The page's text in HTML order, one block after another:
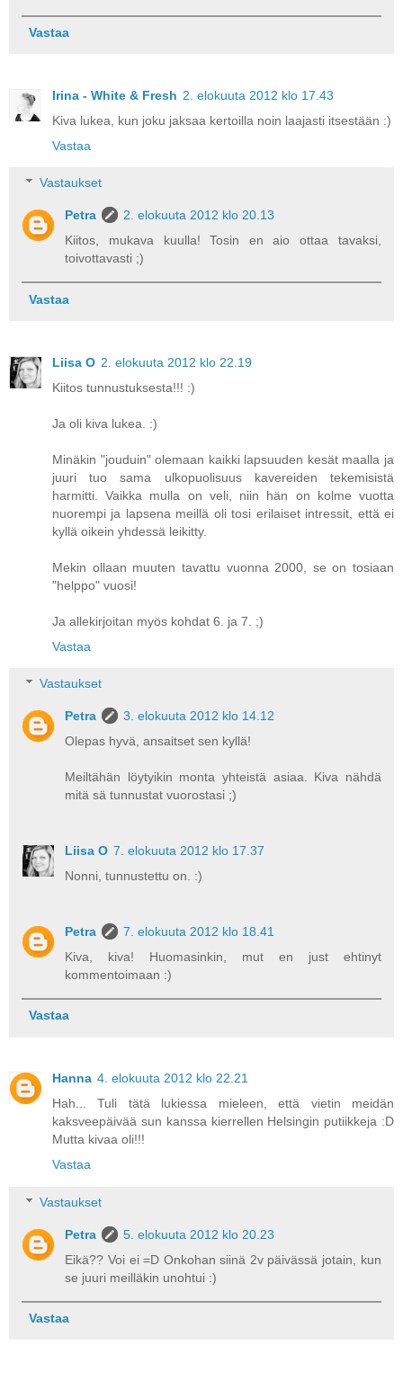
Vastaa
Irina - White & Fresh 2. elokuuta 2012 klo 17.43
Kiva lukea, kun joku jaksaa kertoilla noin laajasti itsestään :)
Vastaa
Vastaukset
Petra
2. elokuuta 2012 klo 20.13
Kiitos, mukava kuulla! Tosin en aio ottaa tavaksi,
toivottavasti ;)
Vastaa
Liisa O 2. elokuuta 2012 klo 22.19
Kiitos tunnustuksesta!!! :)
Ja oli kiva lukea. :)
Minäkin "jouduin" olemaan kaikki lapsuuden kesät maalla ja
juuri tuo sama ulkopuolisuus kavereiden tekemisistä
harmitti. Vaikka mulla on veli, niin hän on kolme vuotta
nuorempi ja lapsena meillä oli tosi erilaiset intressit, että ei
kyllä oikein yhdessä leikitty.
Mekin ollaan muuten tavattu vuonna 2000, se on tosiaan
"helppo" vuosi!
Ja allekirjoitan myös kohdat 6. ja 7. ;)
Vastaa
Vastaukset
Petra
3. elokuuta 2012 klo 14.12
Olepas hyvä, ansaitset sen kyllä!
Meiltähän löytyikin monta yhteistä asiaa. Kiva nähdä
mitä sä tunnustat vuorostasi ;)
Liisa O 7. elokuuta 2012 klo 17.37
Nonni, tunnustettu on. :)
Petra
7. elokuuta 2012 klo 18.41
Kiva, kiva! Huomasinkin, mut en just ehtinyt
kommentoimaan :)
Vastaa
Hanna 4. elokuuta 2012 klo 22.21
Hah... Tuli tätä lukiessa mieleen, että vietin meidän
kaksveepäivää sun kanssa kierrellen Helsingin putiikkeja :D
Mutta kivaa oli!!!
Vastaa
Vastaukset
Petra
5. elokuuta 2012 klo 20.23
Eikä?? Voi ei =D Onkohan siinä 2v päivässä jotain, kun
se juuri meilläkin unohtui :)
Vastaa